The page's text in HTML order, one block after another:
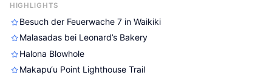
HIGHLIGHTS
Besuch der Feuerwache 7 in Waikiki
Malasadas bei Leonard’s Bakery
Halona Blowhole
Makapu‘u Point Lighthouse Trail